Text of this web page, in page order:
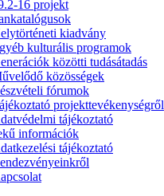
16 projekt
kiadvány
kulturális programok
közötti tudásátadás
közösségek
fórumok
projekttevékenységről
tájékoztató
információk
tájékoztató